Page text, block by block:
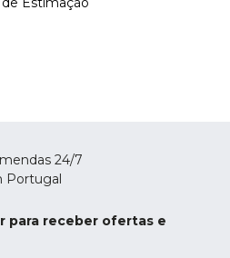
24/7
Portugal
para receber ofertas e